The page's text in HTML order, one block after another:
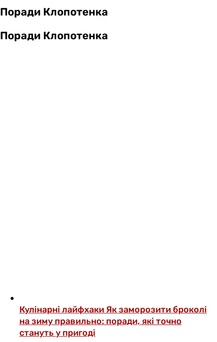
Поради Клопотенка
Поради Клопотенка
Кулінарні лайфхаки Як заморозити броколі
на зиму правильно: поради, які точно
стануть у пригоді